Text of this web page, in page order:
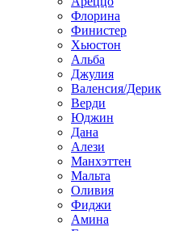
Флорина
Финистер
Хьюстон
Альба
Джулия
Валенсия/Дерик
Верди
Юджин
Дана
Алези
Манхэттен
Мальта
Оливия
Фиджи
Амина